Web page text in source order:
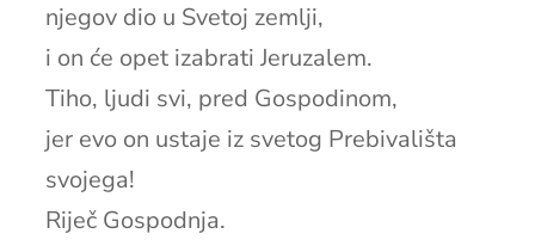
njegov dio u Svetoj zemlji,
i on će opet izabrati Jeruzalem.
Tiho, ljudi svi, pred Gospodinom,
jer evo on ustaje iz svetog Prebivališta
svojega!
Riječ Gospodnja.